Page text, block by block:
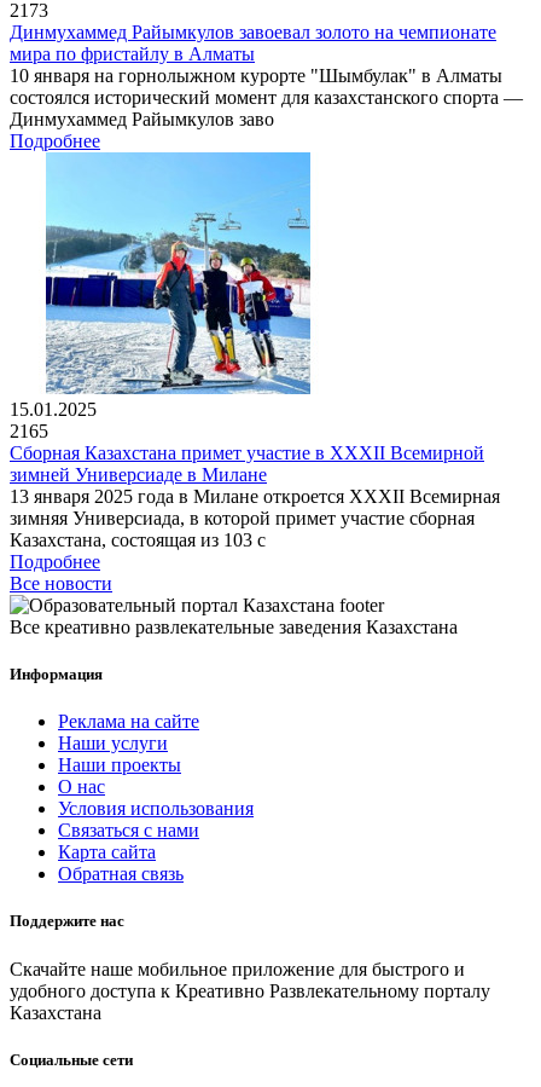
2173
Динмухаммед Райымкулов завоевал золото на чемпионате
мира по фристайлу в Алматы
10 января на горнолыжном курорте "Шымбулак" в Алматы
состоялся исторический момент для казахстанского спорта —
Динмухаммед Райымкулов заво
Подробнее
15.01.2025
2165
Сборная Казахстана примет участие в XXXII Всемирной
зимней Универсиаде в Милане
13 января 2025 года в Милане откроется XXXII Всемирная
зимняя Универсиада, в которой примет участие сборная
Казахстана, состоящая из 103 с
Подробнее
Все новости
Все креативно развлекательные заведения Казахстана
Информация
Реклама на сайте
Наши услуги
Наши проекты
О нас
Условия использования
Связаться с нами
Карта сайта
Обратная связь
Поддержите нас
Скачайте наше мобильное приложение для быстрого и
удобного доступа к Креативно Развлекательному порталу
Казахстана
Социальные сети